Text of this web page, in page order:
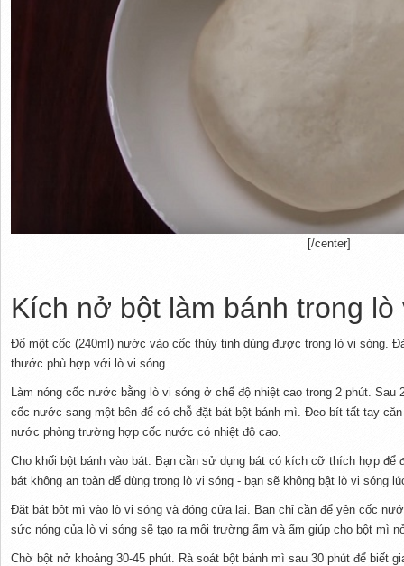
[/center]
Kích nở bột làm bánh trong lò
Đổ một cốc (240ml) nước vào cốc thủy tinh dùng được trong lò vi sóng.
thước phù hợp với lò vi sóng.
Làm nóng cốc nước bằng lò vi sóng ở chế độ nhiệt cao trong 2 phút. Sau
cốc nước sang một bên để có chỗ đặt bát bột bánh mì. Đeo bít tất tay
nước phòng trường hợp cốc nước có nhiệt độ cao.
Cho khối bột bánh vào bát. Bạn cần sử dụng bát có kích cỡ thích hợp để
bát không an toàn để dùng trong lò vi sóng - bạn sẽ không bật lò vi sóng
Đặt bát bột mì vào lò vi sóng và đóng cửa lại. Bạn chỉ cần để yên cốc
sức nóng của lò vi sóng sẽ tạo ra môi trường ấm và ẩm giúp cho bột mì
Chờ bột nở khoảng 30-45 phút. Rà soát bột bánh mì sau 30 phút để biết